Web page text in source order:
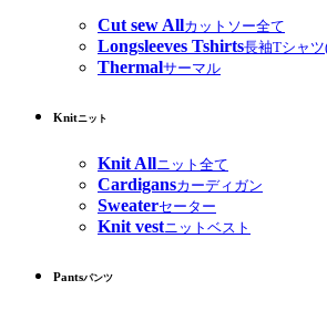
Cut sew Allカットソー全て
Longsleeves Tshirts長袖Tシャ
Thermalサーマル
Knitニット
Knit Allニット全て
Cardigansカーディガン
Sweaterセーター
Knit vestニットベスト
Pantsパンツ